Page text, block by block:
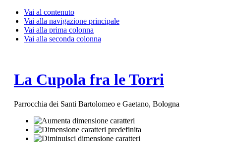
Vai al contenuto
Vai alla navigazione principale
Vai alla prima colonna
Vai alla seconda colonna
La Cupola fra le Torri
Parrocchia dei Santi Bartolomeo e Gaetano, Bologna